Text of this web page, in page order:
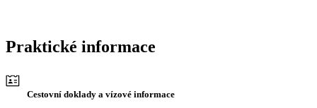
Praktické informace
Cestovní doklady a vízové informace